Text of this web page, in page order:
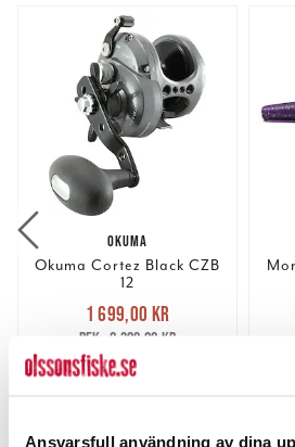
Ansvarsfull användning av dina
OKUMA
Okuma Cortez Black CZB
12
Nuvarande pris
1 699,00 krTidigare pris
1 699,00 kr
2 399,00 kr
1 ST